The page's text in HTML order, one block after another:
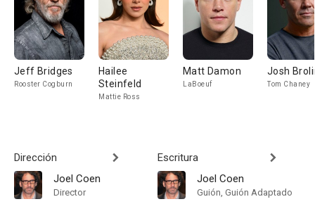
Jeff Bridges
Rooster Cogburn
Hailee
Steinfeld
Mattie Ross
Matt Damon
LaBoeuf
Josh
Tom Chaney
Dirección
Joel Coen
Director
Escritura
Joel Coen
Guión, Guión Adaptado